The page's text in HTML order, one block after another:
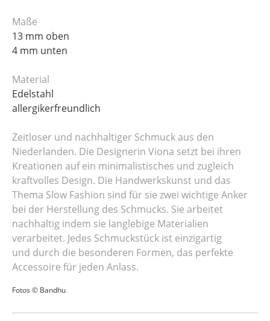
Maße
13 mm oben
4 mm unten
Material
Edelstahl
allergikerfreundlich
Zeitloser und nachhaltiger Schmuck aus den
Niederlanden. Die Designerin Viona setzt bei ihren
Kreationen auf ein minimalistisches und zugleich
kraftvolles Design. Die Handwerkskunst und das
Thema Slow Fashion sind für sie zwei wichtige Anker
bei der Herstellung des Schmucks. Sie arbeitet
nachhaltig indem sie langlebige Materialien
verarbeitet. Jedes Schmuckstück ist einzigartig
und durch die besonderen Formen, das perfekte
Accessoire für jeden Anlass.
Fotos © Bandhu